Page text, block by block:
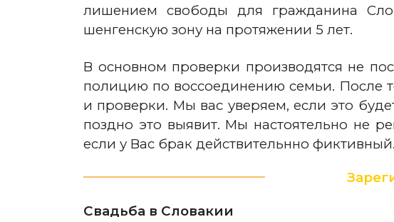
лишением свободы для гражданина
шенгенскую зону на протяжении 5 лет.
В основном проверки производятся не
полицию по воссоединению семьи. После
и проверки. Мы вас уверяем, если это
поздно это выявит. Мы настоятельно не
если у Вас брак действительнно фиктивный.
Свадьба в Словакии